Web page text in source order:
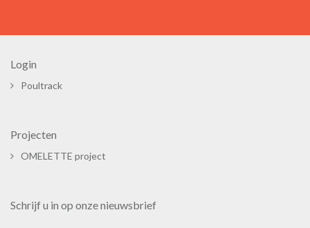
Login
Poultrack
Projecten
OMELETTE project
Schrijf u in op onze nieuwsbrief